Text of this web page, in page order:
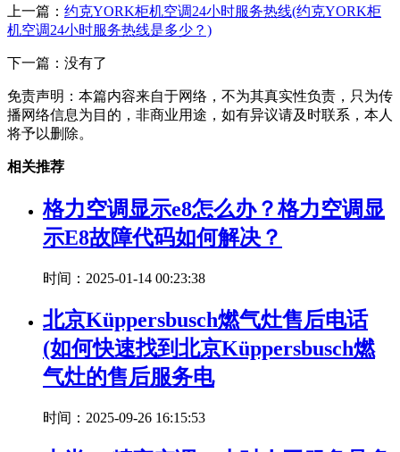
上一篇： 约克YORK柜机空调24小时服务热线(约克YORK柜
机空调24小时服务热线是多少？)
下一篇：没有了
免责声明：本篇内容来自于网络，不为其真实性负责，只为传
播网络信息为目的，非商业用途，如有异议请及时联系，本人
将予以删除。
相关推荐
格力空调显示e8怎么办？格力空调显
示E8故障代码如何解决？
时间：2025-01-14 00:23:38
北京Küppersbusch燃气灶售后电话
(如何快速找到北京Küppersbusch燃
气灶的售后服务电
时间：2025-09-26 16:15:53